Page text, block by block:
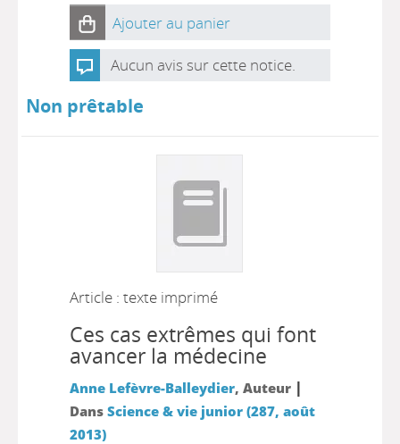
Ajouter au panier
Aucun avis sur cette notice.
Non prêtable
Article : texte imprimé
Ces cas extrêmes qui font
avancer la médecine
Anne Lefèvre-Balleydier, Auteur |
Dans Science & vie junior (287, août
2013)